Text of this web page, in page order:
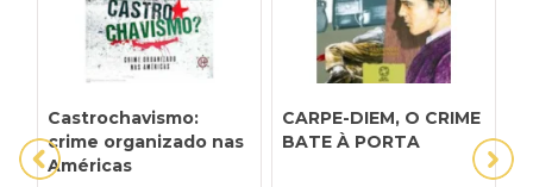
Castrochavismo:
crime organizado nas
Américas
CARPE-DIEM, O CRIME
BATE À PORTA